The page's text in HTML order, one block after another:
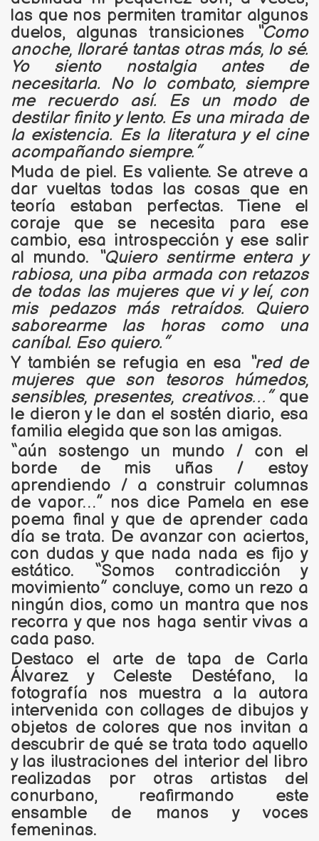
las que nos permiten tramitar algunos
duelos, algunas transiciones
“Como
anoche, lloraré tantas otras más, lo sé.
Yo siento nostalgia antes de
necesitarla. No lo combato, siempre
me recuerdo así. Es un modo de
destilar finito y lento. Es una mirada de
la existencia. Es la literatura y el cine
acompañando siempre.”
Muda de piel. Es valiente. Se atreve a
dar vueltas todas las cosas que en
teoría estaban perfectas. Tiene el
coraje que se necesita para ese
cambio, esa introspección y ese salir
al mundo. “Quiero sentirme entera y
rabiosa, una piba armada con retazos
de todas las mujeres que vi y leí, con
mis pedazos más retraídos. Quiero
saborearme las horas como una
caníbal. Eso quiero.”
Y también se refugia en esa “red de
mujeres que son tesoros húmedos,
sensibles, presentes, creativos…” que
le dieron y le dan el sostén diario, esa
familia elegida que son las amigas.
“aún sostengo un mundo / con el
borde de mis uñas / estoy
aprendiendo / a construir columnas
de vapor…” nos dice Pamela en ese
poema final y que de aprender cada
día se trata. De avanzar con aciertos,
con dudas y que nada nada es fijo y
estático. “Somos contradicción y
movimiento” concluye, como un rezo a
ningún dios, como un mantra que nos
recorra y que nos haga sentir vivas a
cada paso.
Destaco el arte de tapa de Carla
Álvarez y Celeste Destéfano, la
fotografía nos muestra a la autora
intervenida con collages de dibujos y
objetos de colores que nos invitan a
descubrir de qué se trata todo aquello
y las ilustraciones del interior del libro
realizadas por otras artistas del
conurbano, reafirmando este
ensamble de manos y voces
femeninas.